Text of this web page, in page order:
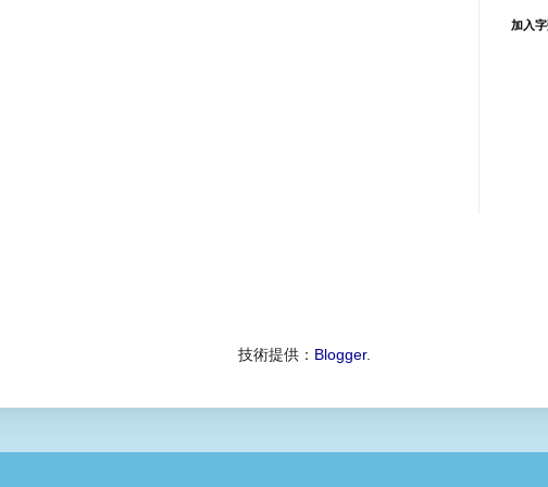
加入
技術提供： Blogger.